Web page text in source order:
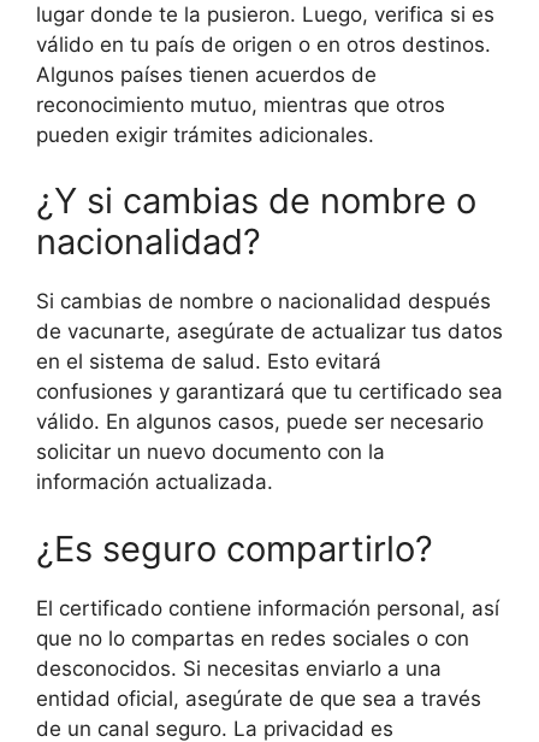
lugar donde te la pusieron. Luego, verifica si es
válido en tu país de origen o en otros destinos.
Algunos países tienen acuerdos de
reconocimiento mutuo, mientras que otros
pueden exigir trámites adicionales.
¿Y si cambias de nombre o
nacionalidad?
Si cambias de nombre o nacionalidad después
de vacunarte, asegúrate de actualizar tus datos
en el sistema de salud. Esto evitará
confusiones y garantizará que tu certificado sea
válido. En algunos casos, puede ser necesario
solicitar un nuevo documento con la
información actualizada.
¿Es seguro compartirlo?
El certificado contiene información personal, así
que no lo compartas en redes sociales o con
desconocidos. Si necesitas enviarlo a una
entidad oficial, asegúrate de que sea a través
de un canal seguro. La privacidad es